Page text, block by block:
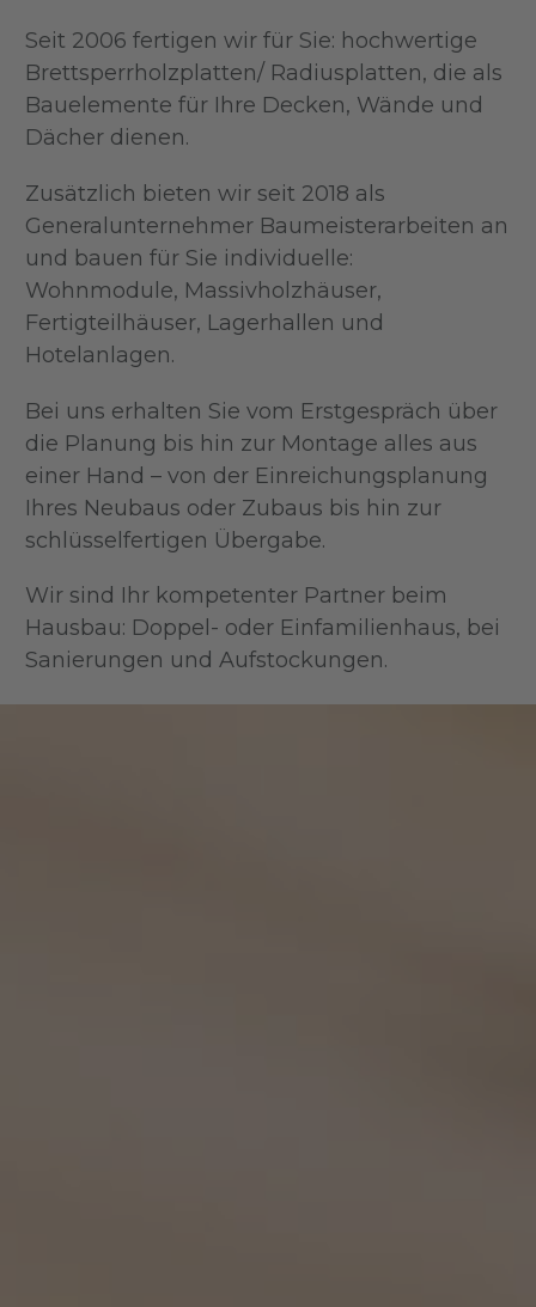
Seit 2006 fertigen wir für Sie: hochwertige
Brettsperrholzplatten/ Radiusplatten, die als
Bauelemente für Ihre Decken, Wände und
Dächer dienen.
Zusätzlich bieten wir seit 2018 als
Generalunternehmer Baumeisterarbeiten an
und bauen für Sie individuelle:
Wohnmodule, Massivholzhäuser,
Fertigteilhäuser, Lagerhallen und
Hotelanlagen.
Bei uns erhalten Sie vom Erstgespräch über
die Planung bis hin zur Montage alles aus
einer Hand – von der Einreichungsplanung
Ihres Neubaus oder Zubaus bis hin zur
schlüsselfertigen Übergabe.
Wir sind Ihr kompetenter Partner beim
Hausbau: Doppel- oder Einfamilienhaus, bei
Sanierungen und Aufstockungen.